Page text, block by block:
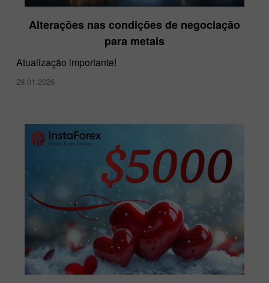
Alterações nas condições de negociação
para metais
Atualização importante!
29.01.2026